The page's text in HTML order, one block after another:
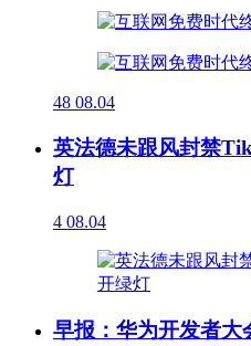
48 08.04
英法德未跟风封禁
灯
4 08.04
早报：华为开发者大